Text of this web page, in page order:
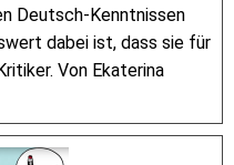
Deutsch-Kenntnissen
dabei ist, dass sie für
Von Ekaterina